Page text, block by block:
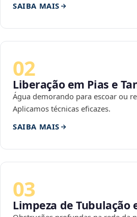
SAIBA MAIS
02
Liberação em Pias e
Água demorando para escoar ou
Aplicamos técnicas eficazes.
SAIBA MAIS
03
Limpeza de Tubulação